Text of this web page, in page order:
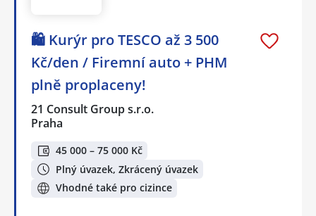
🛍️ Kurýr pro TESCO až 3 500
Kč/den / Firemní auto + PHM
plně proplaceny!
21 Consult Group s.r.o.
Praha
45 000 – 75 000 Kč
Plný úvazek, Zkrácený úvazek
Vhodné také pro cizince